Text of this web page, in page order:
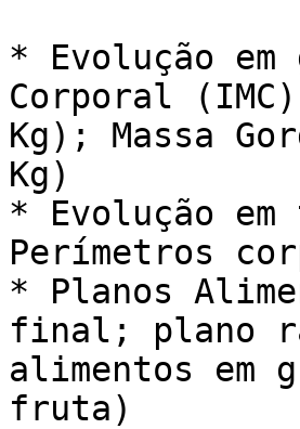
* Evolução
Corporal
Kg); Massa
Kg)
* Evolução
Perímetros
* Planos
final; plano
alimentos em
fruta)